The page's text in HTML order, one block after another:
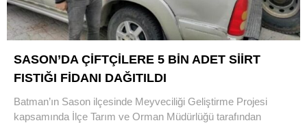
SASON’DA ÇİFTÇİLERE 5 BİN ADET SİİRT
FISTIĞI FİDANI DAĞITILDI
Batman’ın Sason ilçesinde Meyveciliği Geliştirme Projesi
kapsamında İlçe Tarım ve Orman Müdürlüğü tarafından